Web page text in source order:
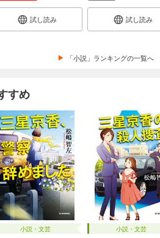
試し読み 試し読み
「小説」ランキングの一覧へ
すめ
小説・文芸 小説・文芸